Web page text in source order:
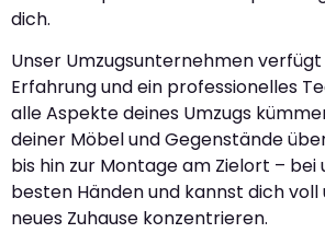
dich.
Unser Umzugsunternehmen
Erfahrung und ein professionelles
alle Aspekte deines Umzugs
deiner Möbel und Gegenstände
bis hin zur Montage am Zielort – bei
besten Händen und kannst dich voll
neues Zuhause konzentrieren.